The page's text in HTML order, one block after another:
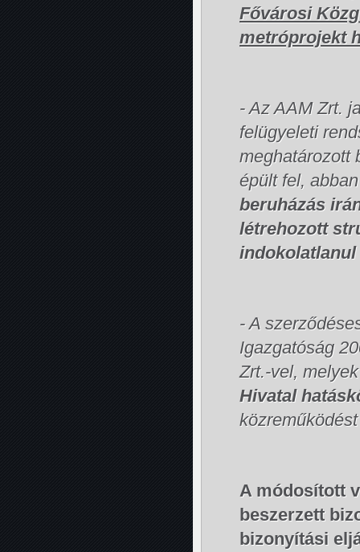
Fővárosi
metróprojekt
- Az AAM Zrt.
felügyeleti
meghatározott
épült fel,
beruházás
létrehozott
indokolatlanul
- A
Igazgatóság
Zrt.-vel,
Hivatal
A módosított
beszerzett
bizonyítási